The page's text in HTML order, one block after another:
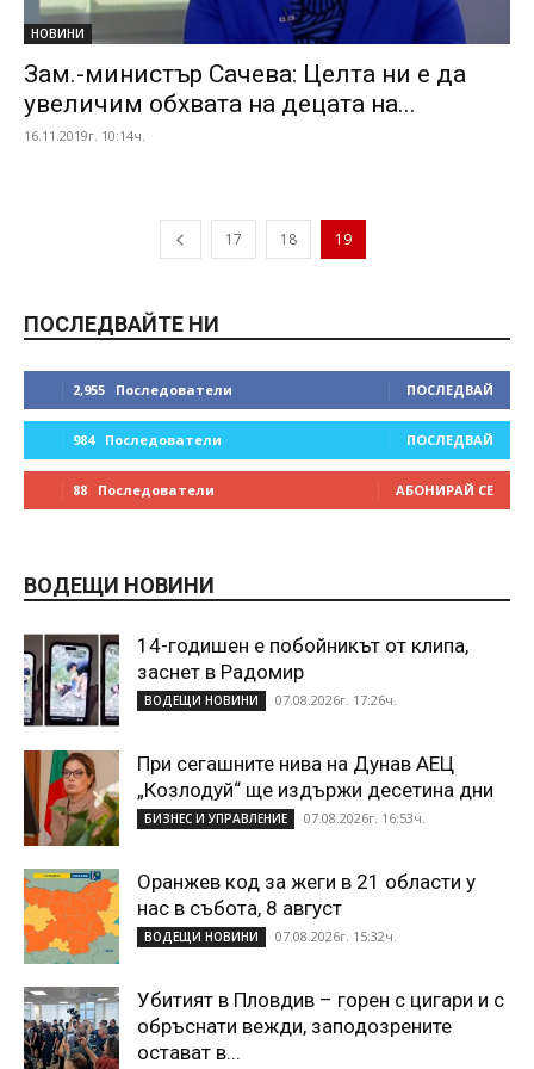
НОВИНИ
Зам.-министър Сачева: Целта ни е да
увеличим обхвата на децата на...
16.11.2019г. 10:14ч.
17 18 19
ПОСЛЕДВАЙТЕ НИ
2,955 Последователи ПОСЛЕДВАЙ
984 Последователи ПОСЛЕДВАЙ
88 Последователи АБОНИРАЙ СЕ
ВОДЕЩИ НОВИНИ
14-годишен е побойникът от клипа,
заснет в Радомир
ВОДЕЩИ НОВИНИ 07.08.2026г. 17:26ч.
При сегашните нива на Дунав АЕЦ
„Козлодуй“ ще издържи десетина дни
БИЗНЕС И УПРАВЛЕНИЕ 07.08.2026г. 16:53ч.
Оранжев код за жеги в 21 области у
нас в събота, 8 август
ВОДЕЩИ НОВИНИ 07.08.2026г. 15:32ч.
Убитият в Пловдив – горен с цигари и с
обръснати вежди, заподозрените
остават в...